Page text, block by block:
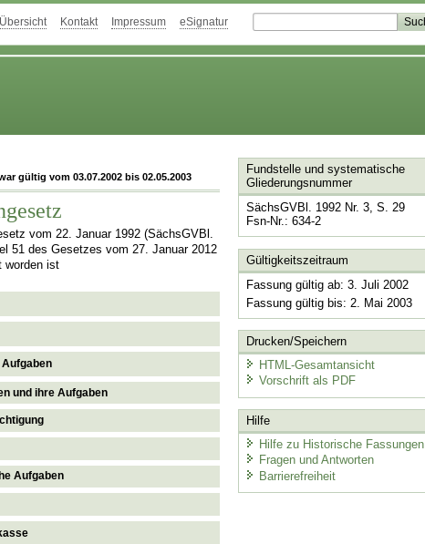
Übersicht Kontakt Impressum eSignatur
gültig vom 03.07.2002 bis 02.05.2003
vom 22. Januar 1992 (SächsGVBl.
51 des Gesetzes vom 27. Januar 2012
worden ist
und ihre Aufgaben
Aufgaben
Fundstelle und systematische
Gliederungsnummer
SächsGVBl. 1992 Nr. 3, S. 29
Fsn-Nr.: 634-2
Gültigkeitszeitraum
Fassung gültig ab: 3. Juli 2002
Fassung gültig bis: 2. Mai 2003
Drucken/Speichern
HTML-Gesamtansicht
Vorschrift als PDF
Hilfe
Hilfe zu Historische Fassungen
Fragen und Antworten
Barrierefreiheit